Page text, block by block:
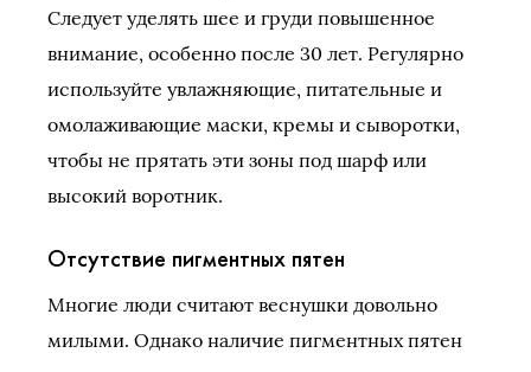
Следует уделять шее и груди повышенное
внимание, особенно после 30 лет. Регулярно
используйте увлажняющие, питательные и
омолаживающие маски, кремы и сыворотки,
чтобы не прятать эти зоны под шарф или
высокий воротник.
Отсутствие пигментных пятен
Многие люди считают веснушки довольно
милыми. Однако наличие пигментных пятен